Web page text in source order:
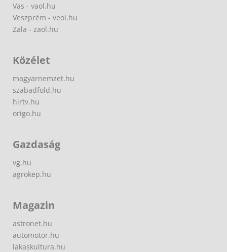
Vas - vaol.hu
Veszprém - veol.hu
Zala - zaol.hu
Közélet
magyarnemzet.hu
szabadfold.hu
hirtv.hu
origo.hu
Gazdaság
vg.hu
agrokep.hu
Magazin
astronet.hu
automotor.hu
lakaskultura.hu